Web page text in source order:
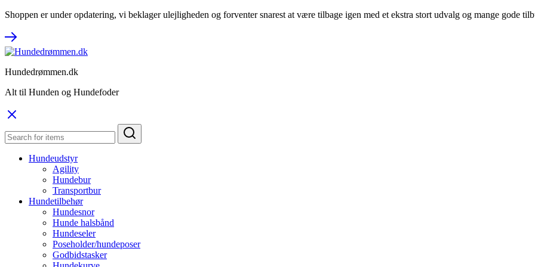
Shoppen er under opdatering, vi beklager ulejligheden og forventer snarest at være tilbage igen med et ekstra stort udvalg og mange gode
Hundedrømmen.dk
Alt til Hunden og Hundefoder
Hundeudstyr
Agility
Hundebur
Transportbur
Hundetilbehør
Hundesnor
Hunde halsbånd
Hundeseler
Poseholder/hundeposer
Godbidstasker